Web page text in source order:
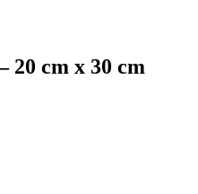
20 cm x 30 cm